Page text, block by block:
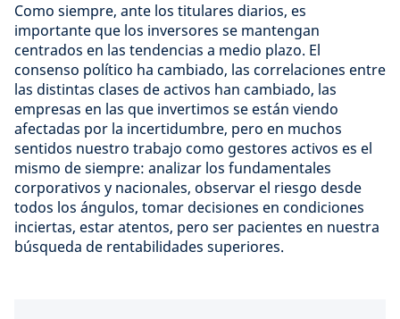
Como siempre, ante los titulares diarios, es
importante que los inversores se mantengan
centrados en las tendencias a medio plazo. El
consenso político ha cambiado, las correlaciones entre
las distintas clases de activos han cambiado, las
empresas en las que invertimos se están viendo
afectadas por la incertidumbre, pero en muchos
sentidos nuestro trabajo como gestores activos es el
mismo de siempre: analizar los fundamentales
corporativos y nacionales, observar el riesgo desde
todos los ángulos, tomar decisiones en condiciones
inciertas, estar atentos, pero ser pacientes en nuestra
búsqueda de rentabilidades superiores.